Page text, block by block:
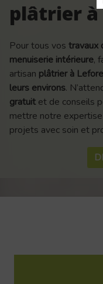
plâtrier à
Pour tous vos travaux
menuiserie intérieure,
artisan plâtrier à
leurs environs.
gratuit et de conseils
mettre notre
projets avec soin et